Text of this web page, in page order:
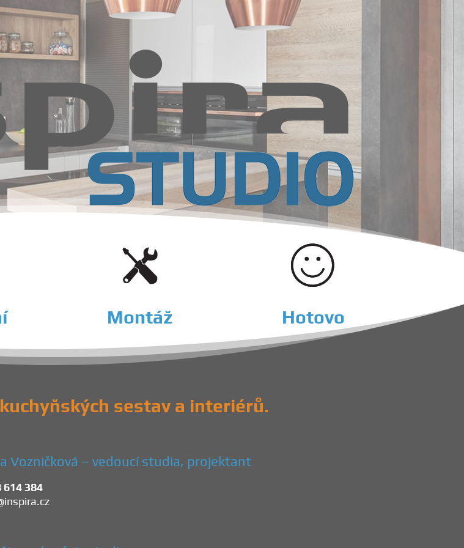
Montáž Hotovo
sestav a interiérů.
Vozničková – vedoucí studia, projektant
614 384